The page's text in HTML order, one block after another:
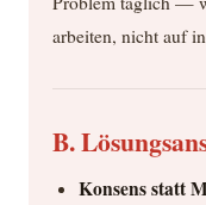
arbeiten, nicht auf
B.
Konsens statt